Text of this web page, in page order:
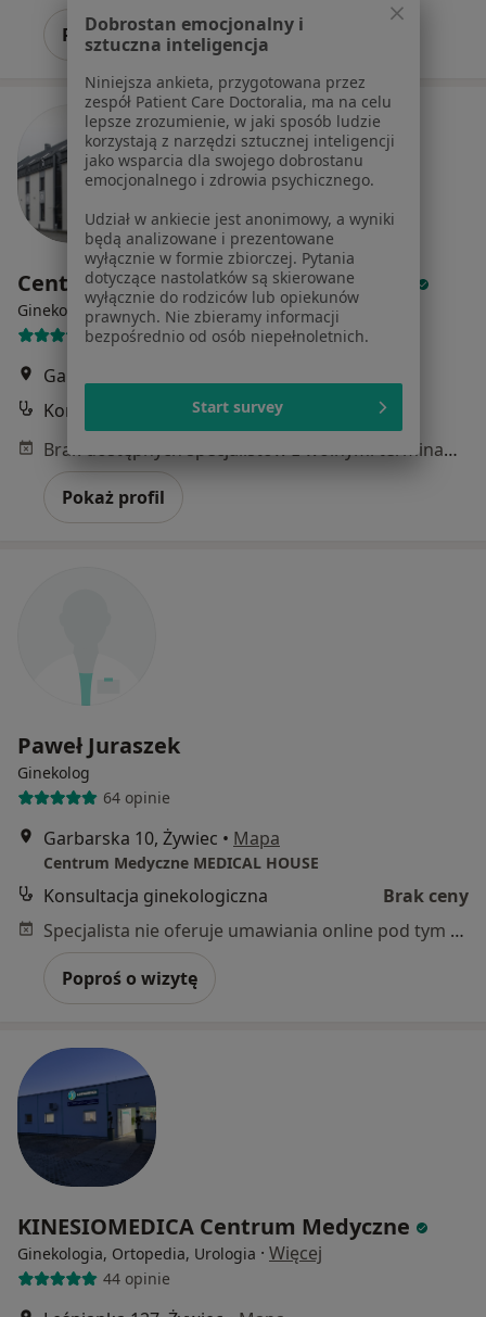
Pokaż profil
Centrum Medyczne MEDICAL HOUSE
Ginekologia, Radiologia, Ortopedia·Więcej
52 opinie
Garbarska 10, Żywiec
Konsultacja ginekologiczna
Brak dostępnych specjalistów z wolnymi terminami w tym centrum medycznym.
Pokaż profil
Paweł Juraszek
Ginekolog
64 opinie
Garbarska 10, Żywiec • Mapa
Centrum Medyczne MEDICAL HOUSE
Konsultacja ginekologiczna
Brak ceny
Specjalista nie oferuje umawiania online pod tym adresem.
Poproś o wizytę
KINESIOMEDICA Centrum Medyczne
Ginekologia, Ortopedia, Urologia · Więcej
44 opinie
Dobrostan emocjonalny i
sztuczna inteligencja
Niniejsza ankieta, przygotowana przez
zespół Patient Care Doctoralia, ma na celu
lepsze zrozumienie, w jaki sposób ludzie
korzystają z narzędzi sztucznej inteligencji
jako wsparcia dla swojego dobrostanu
emocjonalnego i zdrowia psychicznego.
Udział w ankiecie jest anonimowy, a wyniki
będą analizowane i prezentowane
wyłącznie w formie zbiorczej. Pytania
dotyczące nastolatków są skierowane
wyłącznie do rodziców lub opiekunów
prawnych. Nie zbieramy informacji
bezpośrednio od osób niepełnoletnich.
Start survey